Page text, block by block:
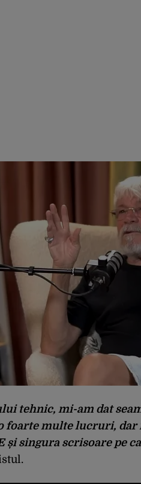
tehnic, mi-am dat
foarte multe lucruri, dar
și singura scrisoare pe